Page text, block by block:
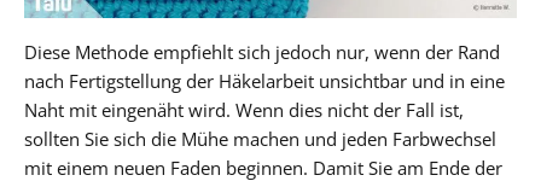
Diese Methode empfiehlt sich jedoch nur, wenn der Rand
nach Fertigstellung der Häkelarbeit unsichtbar und in eine
Naht mit eingenäht wird. Wenn dies nicht der Fall ist,
sollten Sie sich die Mühe machen und jeden Farbwechsel
mit einem neuen Faden beginnen. Damit Sie am Ende der